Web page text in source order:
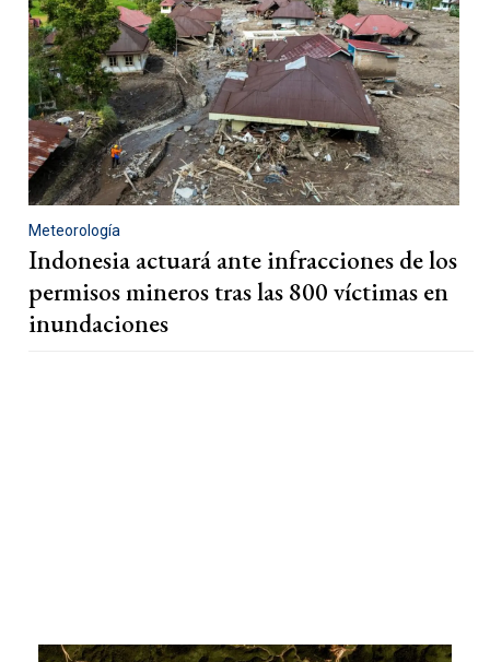
Meteorología
Indonesia actuará ante infracciones de los
permisos mineros tras las 800 víctimas en
inundaciones